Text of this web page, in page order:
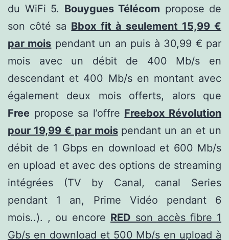
du WiFi 5. Bouygues Télécom propose de
son côté sa Bbox fit à seulement 15,99 €
par mois pendant un an puis à 30,99 € par
mois avec un débit de 400 Mb/s en
descendant et 400 Mb/s en montant avec
également deux mois offerts, alors que
Free propose sa l’offre Freebox Révolution
pour 19,99 € par moispendant un an et un
débit de 1 Gbps en download et 600 Mb/s
en upload et avec des options de streaming
intégrées (TV by Canal, canal Series
pendant 1 an, Prime Vidéo pendant 6
mois..). , ou encore RED son accès fibre 1
Gb/s en download et 500 Mb/s en upload à